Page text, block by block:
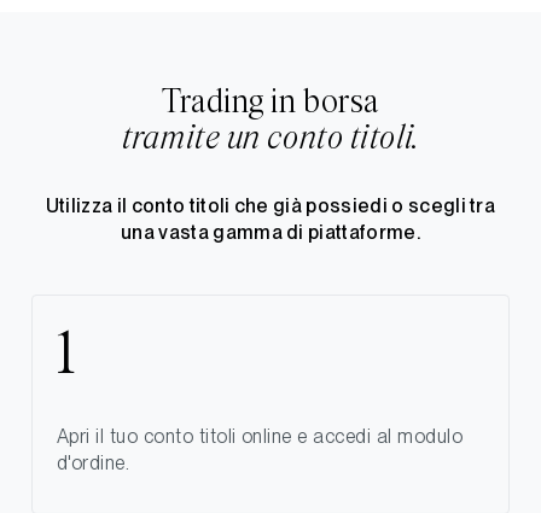
Trading in borsa
tramite un conto titoli.
Utilizza il conto titoli che già possiedi o scegli tra
una vasta gamma di piattaforme.
Apri il tuo conto titoli online e accedi al modulo
d'ordine.